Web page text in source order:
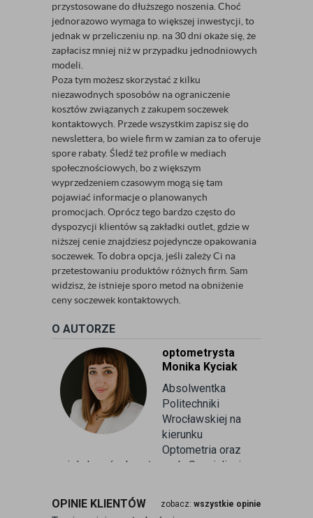
przystosowane do dłuższego noszenia. Choć
jednorazowo wymaga to większej inwestycji, to
jednak w przeliczeniu np. na 30 dni okaże się, że
zapłacisz mniej niż w przypadku jednodniowych
modeli.
Poza tym możesz skorzystać z kilku
niezawodnych sposobów na ograniczenie
kosztów związanych z zakupem soczewek
kontaktowych. Przede wszystkim zapisz się do
newslettera, bo wiele firm w zamian za to oferuje
spore rabaty. Śledź też profile w mediach
społecznościowych, bo z większym
wyprzedzeniem czasowym mogą się tam
pojawiać informacje o planowanych
promocjach. Oprócz tego bardzo często do
dyspozycji klientów są zakładki outlet, gdzie w
niższej cenie znajdziesz pojedyncze opakowania
soczewek. To dobra opcja, jeśli zależy Ci na
przetestowaniu produktów różnych firm. Sam
widzisz, że istnieje sporo metod na obniżenie
ceny soczewek kontaktowych.
O AUTORZE
optometrysta
Monika Kyciak
Absolwentka
Politechniki
Wrocławskiej na
kierunku
Optometria oraz
wielu kursów branżowych. Specjalizuje
kontaktologii, czyli dobieraniu
soczewek kontaktowych miękkich. Od
OPINIE KLIENTÓW zobacz: wszystkie opinie